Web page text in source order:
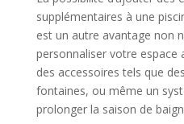
supplémentaires à une
est un autre avantage non
personnaliser votre espace
des accessoires tels que
fontaines, ou même un
prolonger la saison de